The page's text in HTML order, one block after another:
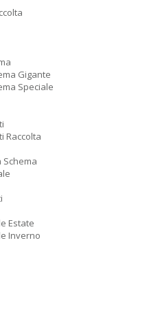
Gigante
Speciale
Raccolta
Schema
Estate
Inverno